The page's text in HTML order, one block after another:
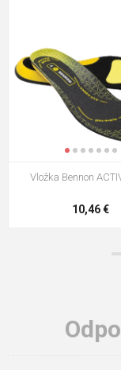
VM Footwear 3009
5,21 €